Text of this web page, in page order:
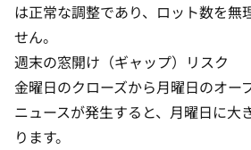
は正常な調整であり、ロット数を無
せん。
週末の窓開け（ギャップ）リスク
金曜日のクローズから月曜日のオー
ニュースが発生すると、月曜日に大
ります。